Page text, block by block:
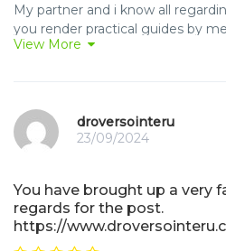
My partner and i know all
you render practical guides by
therefore inspire participation
good job.
View More
droversointeru
23/09/2024
You have brought up a very
regards for the post.
https://